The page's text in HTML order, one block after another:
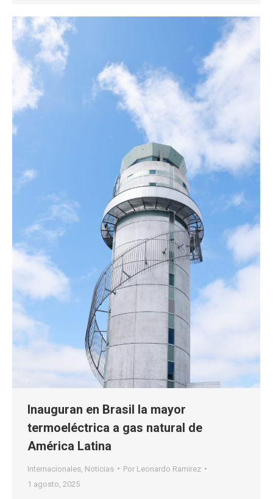
Inauguran en Brasil la mayor
termoeléctrica a gas natural de
América Latina
Internacionales Noticias Por Leonardo Ramirez
1 agosto, 2025